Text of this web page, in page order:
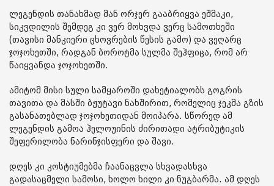
ლეგენდის თანახმად მან ორჯერ გააბრიყვა ეშმაკი,
სიკვდილის შემდეგ კი ვერ მოხვდა ვერც სამოთხეში
(თავისი მანკიერი ცხოვრების წესის გამო) და ვეღარც
ჯოჯოხეთში, რადგან ბოროტმა სულმა შეჰფიცა, რომ არ
წაიყვანდა ჯოჯოხეთში.
ამიტომ მისი სული სამყაროში დახეტიალობს გოგრის
თავითა და მასში ბჟუტავი ნახშირით, რომელიც ჯეკმა გზის
გასანათებლად ჯოჯოხეთიდან მოიპარა. სწორედ ამ
ლეგენდის გამოა ჰელოუინის ძირითადი ატრიბუტიკის
შეფერილობა ნარინჯისფერი და შავი.
დღეს კი კოსტიუმებმა ჩაანაცვლა სხვადასხვა
გადასაცმელი სამოსი, ხოლო ხილი კი ნუგბარმა. ამ დღეს